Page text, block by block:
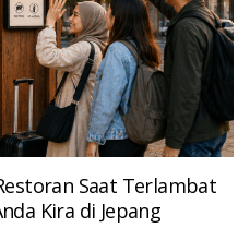
Saat Terlambat
Kira di Jepang